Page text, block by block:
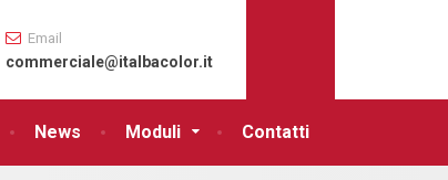
News Moduli Contatti
Email
commerciale@italbacolor.it